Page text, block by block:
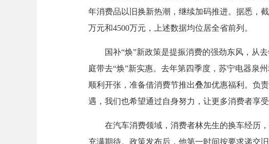
年消费品以旧换新热潮，继续加码推进。据悉，
万元和4500万元，上述数据均位居全省前列。
国补“焕”新政策是提振消费的强劲东风，从去
庭带去“焕”新实惠。去年第四季度，苏宁电器泉
顺利开张，准备借消费节推出叠加优惠福利。负
遇，我们也希望通过自身努力，让更多消费者享
在汽车消费领域，消费者林先生的换车经历，
充满期待。政策发布后，他第一时间按要求递交